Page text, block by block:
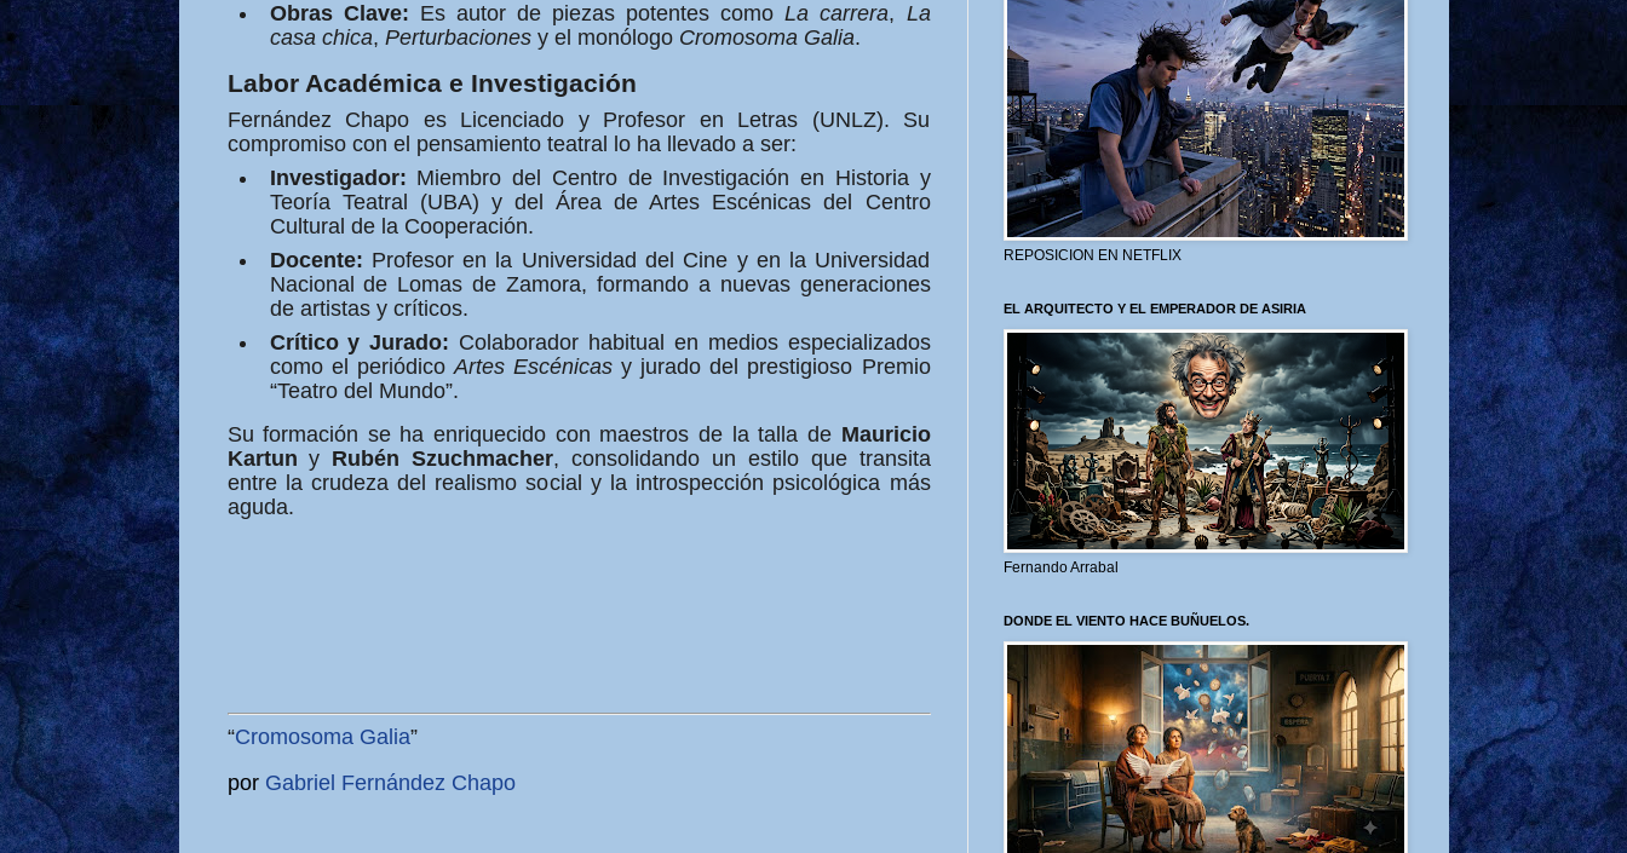
Obras Clave: Es autor de piezas potentes comoLa carrera, La
casa chica, Perturbacionesy el monólogo Cromosoma Galia.
Labor Académica e Investigación
Fernández Chapo es Licenciado y Profesor en Letras (UNLZ). Su
compromiso con el pensamiento teatral lo ha llevado a ser:
Investigador: Miembro del Centro de Investigación en Historia y
Teoría Teatral (UBA) y del Área de Artes Escénicas del Centro
Cultural de la Cooperación.
Docente: Profesor en la Universidad del Cine y en la Universidad
Nacional de Lomas de Zamora, formando a nuevas generaciones
de artistas y críticos.
Crítico y Jurado: Colaborador habitual en medios especializados
como el periódicoArtes Escénicasy jurado del prestigioso Premio
“Teatro del Mundo”.
Su formación se ha enriquecido con maestros de la talla de Mauricio
Kartun y Rubén Szuchmacher, consolidando un estilo que transita
entre la crudeza del realismo social y la introspección psicológica más
aguda.
“Cromosoma Galia”
por Gabriel Fernández Chapo
REPOSICION EN NETFLIX
EL ARQUITECTO Y EL EMPERADOR DE ASIRIA
Fernando Arrabal
DONDE EL VIENTO HACE BUÑUELOS.